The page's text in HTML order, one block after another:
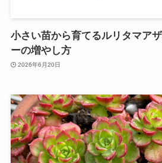
小さい苗から育てるルリタマア
ーの増やし方
2026年6月20日